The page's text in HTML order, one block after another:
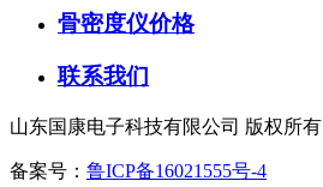
骨密度仪价格
联系我们
山东国康电子科技有限公司 版权所有
备案号： 鲁ICP备16021555号-4